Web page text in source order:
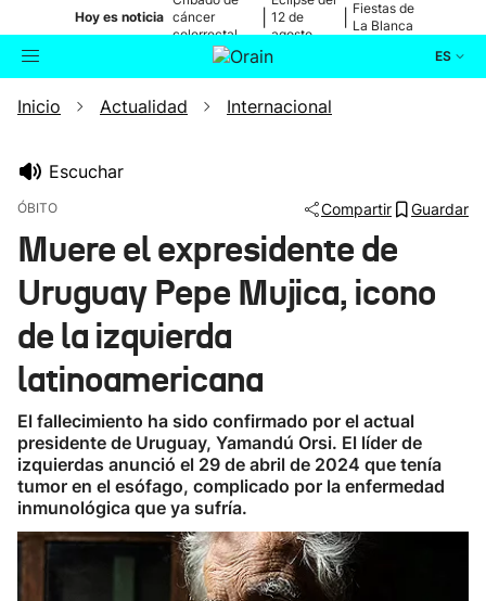
Hoy es noticia cáncer
colorrectal
12 de
agosto
Fiestas de
La Blanca
ES
Buscador Actualidad
Ikusmiran
Eguraldia
Inicio Actualidad Internacional
Escuchar
ÓBITO Compartir Guardar
Muere el expresidente de
Uruguay Pepe Mujica, icono
de la izquierda
latinoamericana
El fallecimiento ha sido confirmado por el actual
presidente de Uruguay, Yamandú Orsi. El líder de
izquierdas anunció el 29 de abril de 2024 que tenía
tumor en el esófago, complicado por la enfermedad
inmunológica que ya sufría.